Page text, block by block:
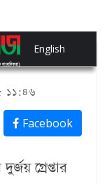
English
১১:৪৬
Facebook
গ্রেপ্তার